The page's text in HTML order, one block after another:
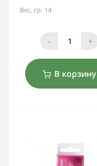
Вес, гр: 14
- +
В корзину